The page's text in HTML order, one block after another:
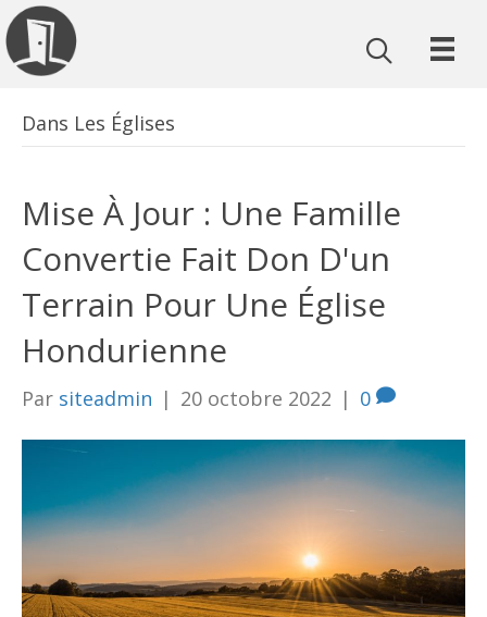
Dans Les Églises
Mise À Jour : Une Famille
Convertie Fait Don D'un
Terrain Pour Une Église
Hondurienne
Par siteadmin | 20 octobre 2022 | 0